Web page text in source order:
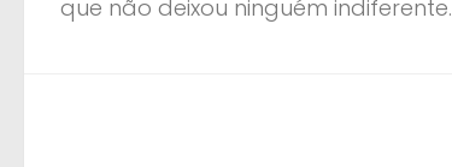
que não deixou ninguém indiferente.